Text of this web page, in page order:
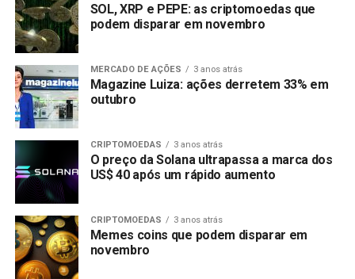
SOL, XRP e PEPE: as criptomoedas que
podem disparar em novembro
MERCADO DE AÇÕES 3 anos atrás
Magazine Luiza: ações derretem 33% em
outubro
CRIPTOMOEDAS 3 anos atrás
O preço da Solana ultrapassa a marca dos
US$ 40 após um rápido aumento
CRIPTOMOEDAS 3 anos atrás
Memes coins que podem disparar em
novembro